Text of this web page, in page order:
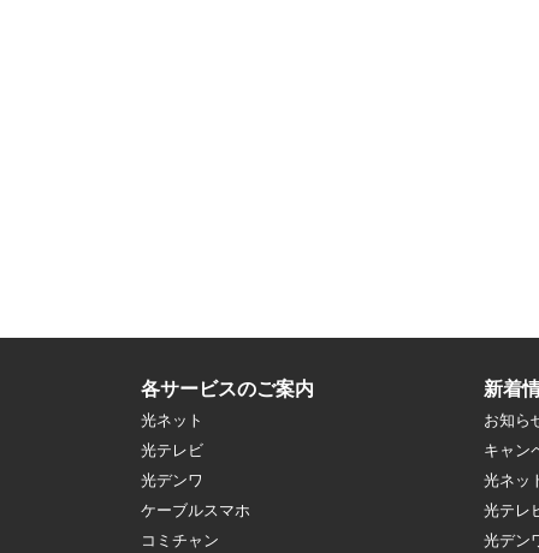
各サービスのご案内
光ネット
光テレビ
光デンワ
ケーブルスマホ
コミチャン
新着
お知ら
キャン
光ネッ
光テレ
光デン